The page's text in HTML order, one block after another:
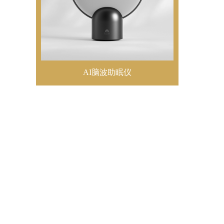
AI脑波助眠仪